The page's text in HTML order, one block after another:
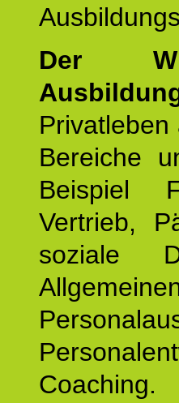
Der
Bereiche
Beispiel
Vertrieb,
soziale
Coaching.